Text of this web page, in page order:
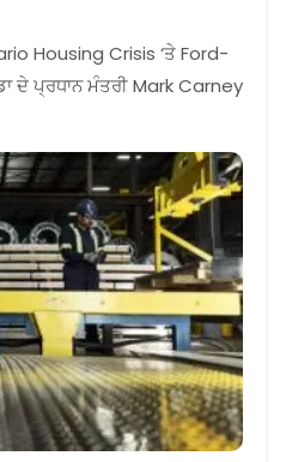
Housing Crisis ‘ਤੇ Ford-
ਦੇ ਪ੍ਰਧਾਨ ਮੰਤਰੀ Mark Carney